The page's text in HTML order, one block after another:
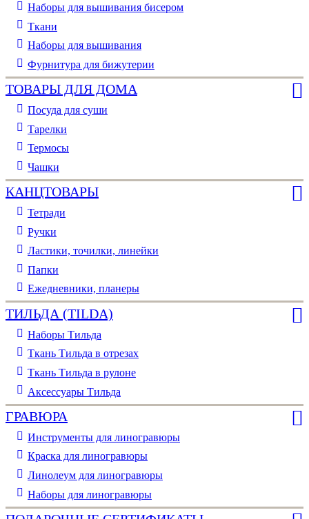
Наборы для вышивания бисером
Ткани
Наборы для вышивания
Фурнитура для бижутерии
ТОВАРЫ ДЛЯ ДОМА
Посуда для суши
Тарелки
Термосы
Чашки
КАНЦТОВАРЫ
Тетради
Ручки
Ластики, точилки, линейки
Папки
Ежедневники, планеры
ТИЛЬДА (TILDA)
Наборы Тильда
Ткань Тильда в отрезах
Ткань Тильда в рулоне
Аксессуары Тильда
ГРАВЮРА
Инструменты для линогравюры
Краска для линогравюры
Линолеум для линогравюры
Наборы для линогравюры